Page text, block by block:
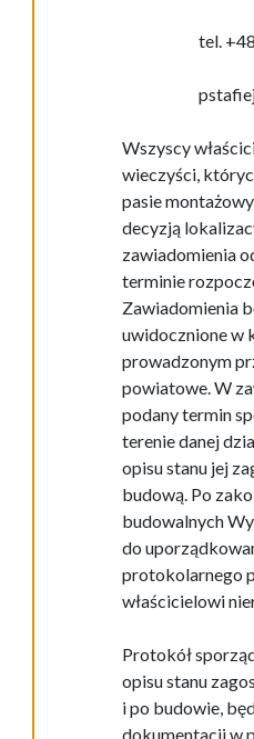
tel. +48
Wszyscy
wieczyści,
pasie
decyzją
zawiadomienia
terminierozpoc
Zawiadomienia
uwidocznione w
prowadzonym
powiatowe.W
podany termin
terenie danej
opisu stanu jej
budową. Po
budowalnych
do
protokolarnego
właścicielowi
Protokółs
opisu stanu
i po budowie,
dokumentacji w